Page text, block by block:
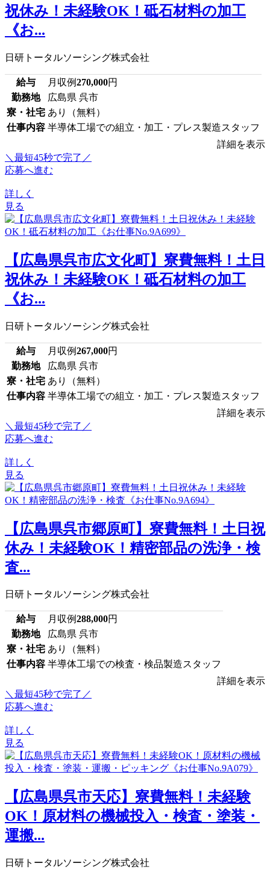
祝休み！未経験OK！砥石材料の加工
《お...
日研トータルソーシング株式会社
給与 月収例270,000円
勤務地
広島県 呉市
寮・社宅 あり（無料）
仕事内容 半導体工場での組立・加工・プレス製造スタッフ
詳細を表示
＼最短45秒で完了／
応募へ進む
詳しく
見る
【広島県呉市広文化町】寮費無料！土日
祝休み！未経験OK！砥石材料の加工
《お...
日研トータルソーシング株式会社
給与 月収例267,000円
勤務地
広島県 呉市
寮・社宅 あり（無料）
仕事内容 半導体工場での組立・加工・プレス製造スタッフ
詳細を表示
＼最短45秒で完了／
応募へ進む
詳しく
見る
【広島県呉市郷原町】寮費無料！土日祝
休み！未経験OK！精密部品の洗浄・検
査...
日研トータルソーシング株式会社
給与 月収例288,000円
勤務地
広島県 呉市
寮・社宅 あり（無料）
仕事内容 半導体工場での検査・検品製造スタッフ
詳細を表示
＼最短45秒で完了／
応募へ進む
詳しく
見る
【広島県呉市天応】寮費無料！未経験
OK！原材料の機械投入・検査・塗装・
運搬...
日研トータルソーシング株式会社